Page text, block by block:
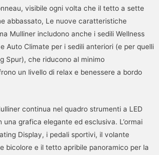
visibile ogni volta che il tetto a sette
abbassato, Le nuove caratteristiche
Mulliner includono anche i sedili Wellness
Auto Climate per i sedili anteriori (e per quelli
Spur), che riducono al minimo
un livello di relax e benessere a bordo
continua nel quadro strumenti a LED
grafica elegante ed esclusiva. L’ormai
Display, i pedali sportivi, il volante
bicolore e il tetto apribile panoramico per la